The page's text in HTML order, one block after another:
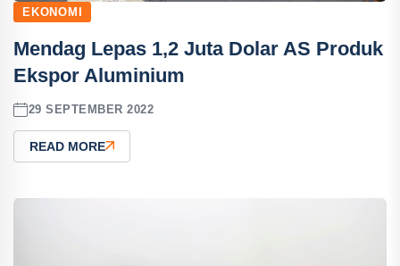
EKONOMI
Mendag Lepas 1,2 Juta Dolar AS Produk
Ekspor Aluminium
29 SEPTEMBER 2022
READ MORE